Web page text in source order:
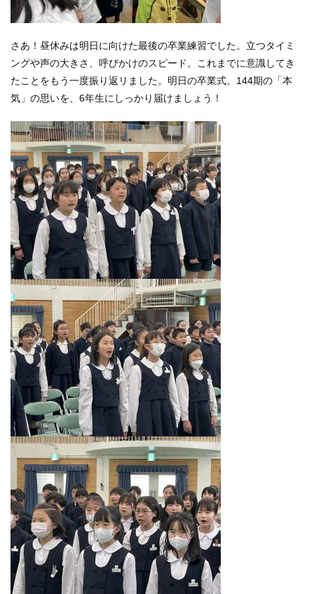
さあ！昼休みは明日に向けた最後の卒業練習でした。立つタイミ
ングや声の大きさ、呼びかけのスピード。これまでに意識してき
たことをもう一度振り返リました。明日の卒業式。144期の「本
気」の思いを、6年生にしっかり届けましょう！